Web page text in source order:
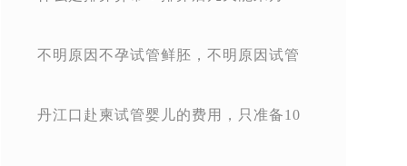
不明原因不孕试管鲜胚，不明原因试管
丹江口赴柬试管婴儿的费用，只准备10